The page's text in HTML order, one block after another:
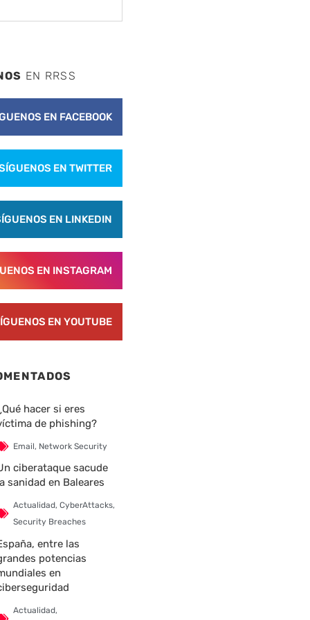
EN RRSS
EN FACEBOOK
EN TWITTER
EN LINKEDIN
EN INSTAGRAM
EN YOUTUBE
hacer si eres
de phishing?
Email, Network Security
ciberataque sacude
sanidad en Baleares
Actualidad, CyberAttacks,
Security Breaches
entre las
potencias
en
Actualidad,